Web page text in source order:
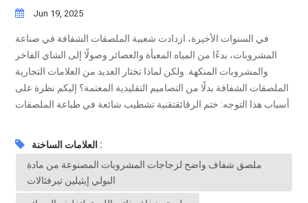
Jun 19, 2025
في السنوات الأخيرة، ازدادت شعبية الملصقات الشفافة في صناعة
المشروبات، بدءًا من المياه المعبأة والعصائر وصولًا إلى الشاي الفاخر
والمشروبات المنكهة. ولكن لماذا تختار العديد من العلامات التجارية
الملصقات الشفافة بدلًا من التصاميم التقليدية المعتمة؟ إليكم نظرة على
أسباب هذا التوجه: ختم الرقائقتقنية تشطيب شائعة في طباعة الملصقات
الفكرية لعلامتك التجارية جعل الشعارات أو التمائم أو عناصر تصميم
التوقيع أكثر وضوحًا وسهولة في التعرف عليها ولا تنسى. لا يوجد مظهر
ملصق يخلق مظهرًا متميزًا وبسيطًا. 1. يخلق "مظهرًا بدون ملصق"
يسلط الضوء على المنتج ملصقات واضحة تُستخدم غالبًا لتحقيق تصميم
العلامات الساخنة :
ملصق شفاف واضح لزجاجات المشروبات المصنوعة من مادة
البولي إيثيلين تيرفثالات